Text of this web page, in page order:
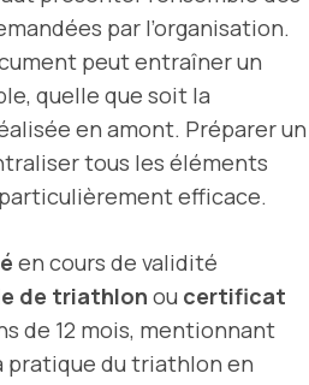
par l’organisation.
peut entraîner un
quelle que soit la
en amont. Préparer un
tous les éléments
efficace.
en cours de validité
de triathlon ou certificat
de 12 mois, mentionnant
du triathlon en